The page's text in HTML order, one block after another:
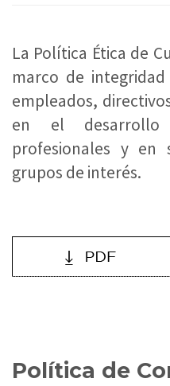
La Política Ética de
marco de
empleados,
en el desarrollo
profesionales y en
grupos de interés.
Política de